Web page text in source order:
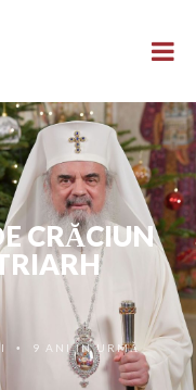
CRĂCIUN
• 9 ANI ÎN URMĂ